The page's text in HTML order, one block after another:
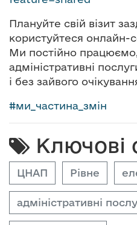
Плануйте свій візит
користуйтеся онлайн-
Ми постійно
адміністративні
і без зайвого
#ми_частина_змін
Ключові
ЦНАП Рівне
адміністративні